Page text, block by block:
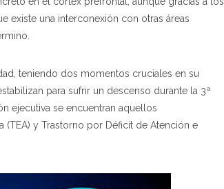
existe una interconexión con otras áreas
teniendo dos momentos cruciales en su
para sufrir un descenso durante la 3ª
ejecutiva se encuentran aquellos
y Trastorno por Déficit de Atención e